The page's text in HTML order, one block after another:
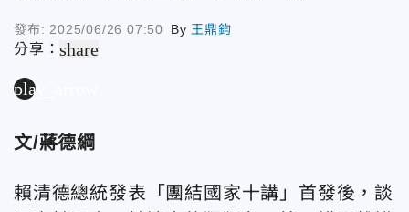
發布: 2025/06/26 07:50 By 王鼎鈞
分享：share
play_arrow
文/蔣德綱
賴清德總統發表「團結國家十講」首發後，談